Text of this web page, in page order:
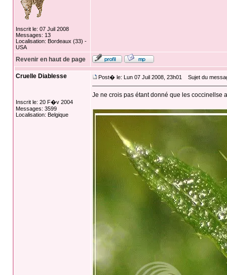
Inscrit le: 07 Juil 2008
Messages: 13
Localisation: Bordeaux (33) -
USA
Revenir en haut de page
Cruelle Diablesse
Inscrit le: 20 F�v 2004
Messages: 3599
Localisation: Belgique
Post� le: Lun 07 Juil 2008, 23h01 Sujet du
Je ne crois pas étant donné que les coccinellse